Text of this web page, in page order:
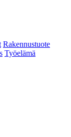
Rakennustuote
Työelämä